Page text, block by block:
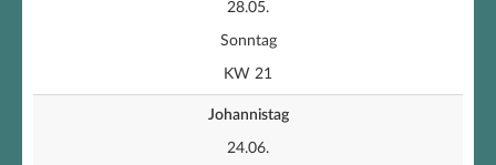
28.05.
Sonntag
KW 21
Johannistag
24.06.